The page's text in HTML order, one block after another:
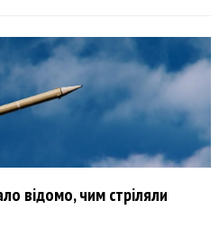
відомо, чим стріляли